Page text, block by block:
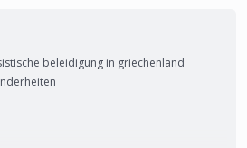
beleidigung in griechenland